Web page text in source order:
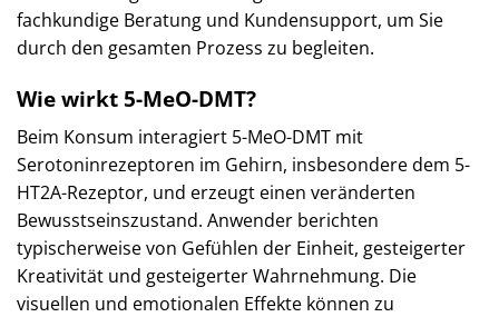
fachkundige Beratung und Kundensupport, um Sie
durch den gesamten Prozess zu begleiten.
Wie wirkt 5-MeO-DMT?
Beim Konsum interagiert 5-MeO-DMT mit
Serotoninrezeptoren im Gehirn, insbesondere dem 5-
HT2A-Rezeptor, und erzeugt einen veränderten
Bewusstseinszustand. Anwender berichten
typischerweise von Gefühlen der Einheit, gesteigerter
Kreativität und gesteigerter Wahrnehmung. Die
visuellen und emotionalen Effekte können zu